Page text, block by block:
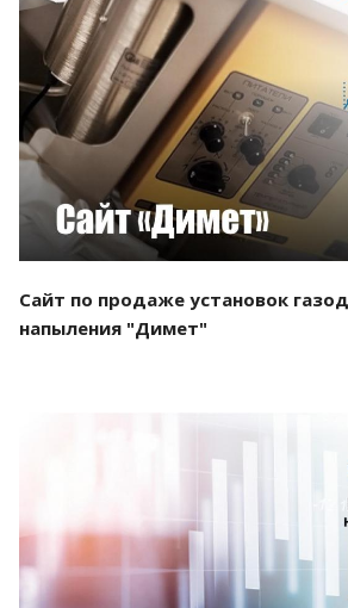
Смотреть проект
Сайт по продаже установок
напыления "Димет"